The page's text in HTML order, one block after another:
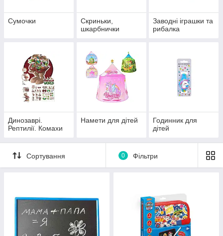
Сумочки
Скриньки,
шкарбнички
Заводні іграшки та
рибалка
Динозаврі.
Рептилії. Комахи
Намети для дітей
Годинник для
дітей
Сортування 0 Фільтри